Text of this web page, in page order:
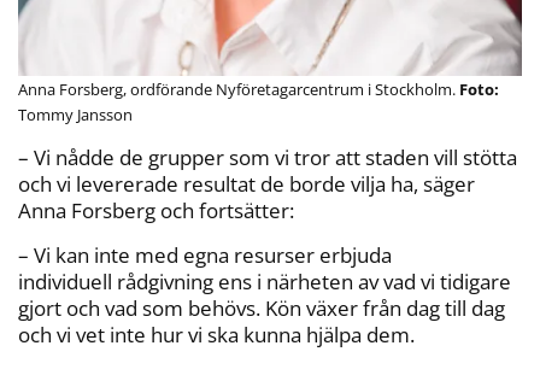
Anna Forsberg, ordförande Nyföretagarcentrum i Stockholm.
Tommy Jansson
– Vi nådde de grupper som vi tror att staden vill stötta
och vi levererade resultat de borde vilja ha, säger
Anna Forsberg och fortsätter:
– Vi kan inte med egna resurser erbjuda
individuell rådgivning ens i närheten av vad vi tidigare
gjort och vad som behövs. Kön växer från dag till dag
och vi vet inte hur vi ska kunna hjälpa dem.